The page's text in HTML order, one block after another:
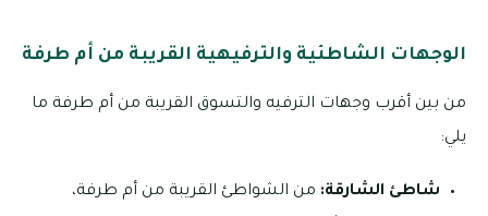
الوجهات الشاطئية والترفيهية القريبة من أم طرفة
من بين أقرب وجهات الترفيه والتسوق القريبة من أم طرفة ما
يلي:
شاطئ الشارقة: من الشواطئ القريبة من أم طرفة،